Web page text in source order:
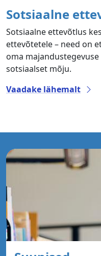
Sotsiaalne
Sotsiaalne ettevõtlus
ettevõtetele – need on
oma
sotsiaalset mõju.
Vaadake lähemalt